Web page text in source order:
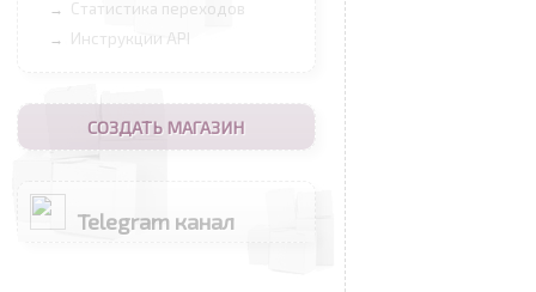
→ Статистика переходов
→ Инструкции API
СОЗДАТЬ МАГАЗИН
Telegram канал